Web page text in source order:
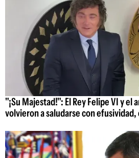
"¡Su Majestad!": El Rey Felipe VI y el
volvieron a saludarse con